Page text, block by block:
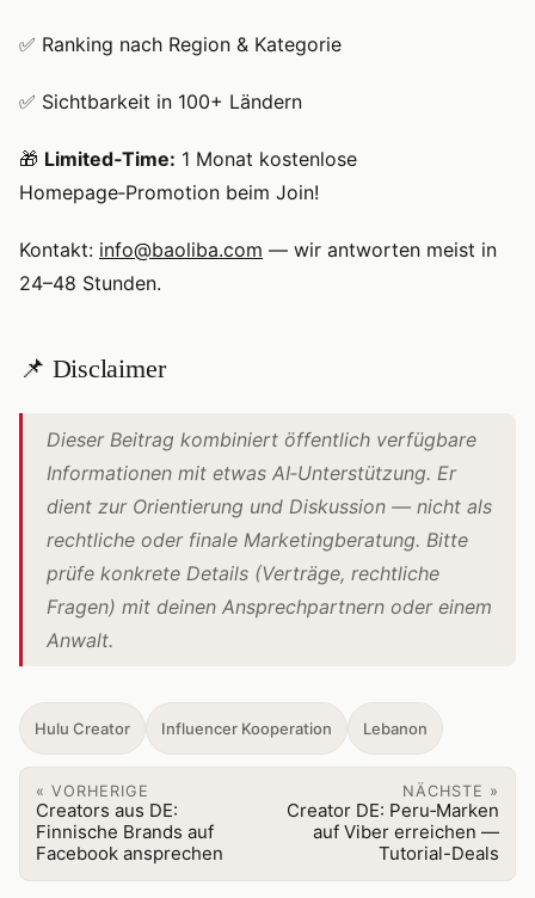
✅ Ranking nach Region & Kategorie
✅ Sichtbarkeit in 100+ Ländern
🎁 Limited‑Time: 1 Monat kostenlose
Homepage‑Promotion beim Join!
Kontakt: info@baoliba.com — wir antworten meist in
24–48 Stunden.
📌 Disclaimer
Dieser Beitrag kombiniert öffentlich verfügbare
Informationen mit etwas AI‑Unterstützung. Er
dient zur Orientierung und Diskussion — nicht als
rechtliche oder finale Marketingberatung. Bitte
prüfe konkrete Details (Verträge, rechtliche
Fragen) mit deinen Ansprechpartnern oder einem
Anwalt.
Hulu Creator Influencer Kooperation Lebanon
« VORHERIGE
Creators aus DE:
Finnische Brands auf
Facebook ansprechen
NÄCHSTE »
Creator DE: Peru‑Marken
auf Viber erreichen —
Tutorial-Deals